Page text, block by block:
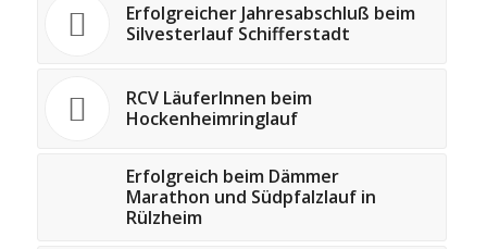
Erfolgreicher Jahresabschluß beim
Silvesterlauf Schifferstadt
RCV LäuferInnen beim
Hockenheimringlauf
Erfolgreich beim Dämmer
Marathon und Südpfalzlauf in
Rülzheim